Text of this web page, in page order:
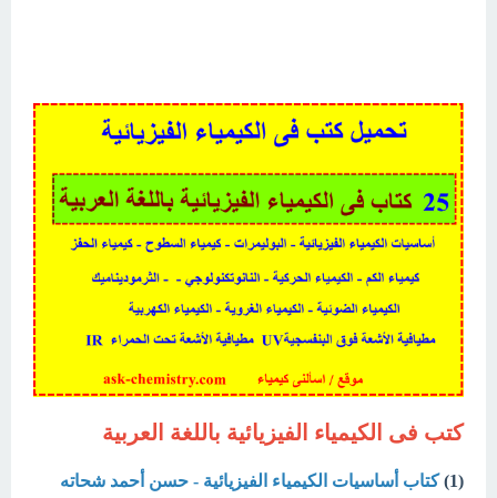
كتب فى الكيمياء الفيزيائية باللغة العربية
(1) كتاب أساسيات الكيمياء الفيزيائية - حسن أحمد شحاته